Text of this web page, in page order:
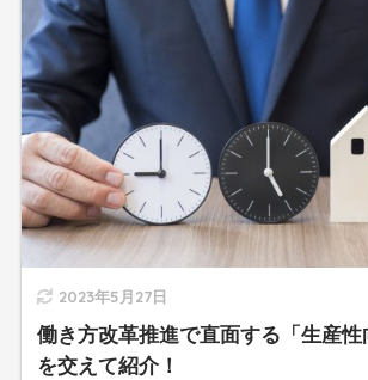
2023年5月27日
働き方改革推進で直面する「生産
を交えて紹介！